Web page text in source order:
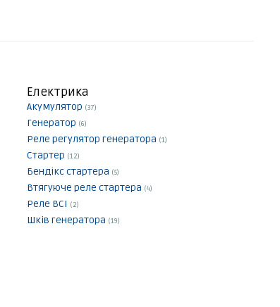
Електрика
Акумулятор (37)
Генератор (6)
Реле регулятор генератора (1)
Стартер (12)
Бендікс стартера (5)
Втягуюче реле стартера (4)
Реле ВСІ (2)
Шків генератора (19)